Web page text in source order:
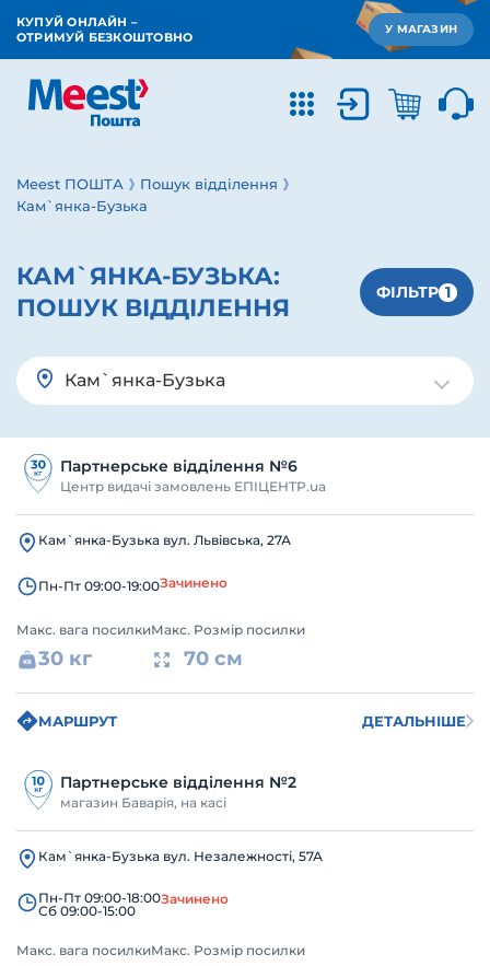
КУПУЙ ОНЛАЙН –
ОТРИМУЙ БЕЗКОШТОВНО
У МАГАЗИН
Meest ПОШТА
Пошук відділення
Кам`янка-Бузька
КАМ`ЯНКА-БУЗЬКА:
ПОШУК ВІДДІЛЕННЯ
ФІЛЬТР 1
Кам`янка-Бузька
Партнерське відділення №6
Центр видачі замовлень ЕПІЦЕНТР.ua
Кам`янка-Бузька вул. Львівська, 27А
Пн-Пт 09:00-19:00Зачинено
Макс. вага посилки
30 кг
Макс. Розмір посилки
70 см
МАРШРУТ ДЕТАЛЬНІШЕ
Партнерське відділення №2
магазин Баварія, на касі
Кам`янка-Бузька вул. Незалежності, 57А
Пн-Пт 09:00-18:00
Сб 09:00-15:00
Зачинено
Макс. вага посилкиМакс. Розмір посилки